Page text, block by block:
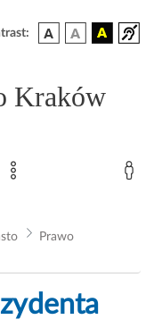
Kraków
Prawo